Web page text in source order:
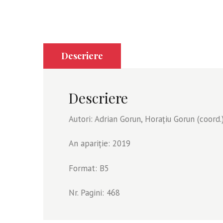
Descriere
Descriere
Autori: Adrian Gorun, Horațiu Gorun
An apariție: 2019
Format: B5
Nr. Pagini: 468